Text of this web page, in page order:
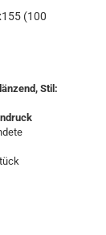
(100
, Stil: